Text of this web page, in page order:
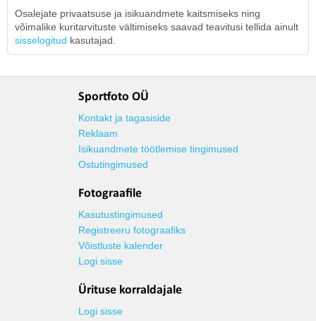
Osalejate privaatsuse ja isikuandmete kaitsmiseks ning
võimalike kuritarvituste vältimiseks saavad teavitusi tellida ainult
sisselogitud kasutajad.
Sportfoto OÜ
Kontakt ja tagasiside
Reklaam
Isikuandmete töötlemise tingimused
Ostutingimused
Fotograafile
Kasutustingimused
Registreeru fotograafiks
Võistluste kalender
Logi sisse
Ürituse korraldajale
Logi sisse